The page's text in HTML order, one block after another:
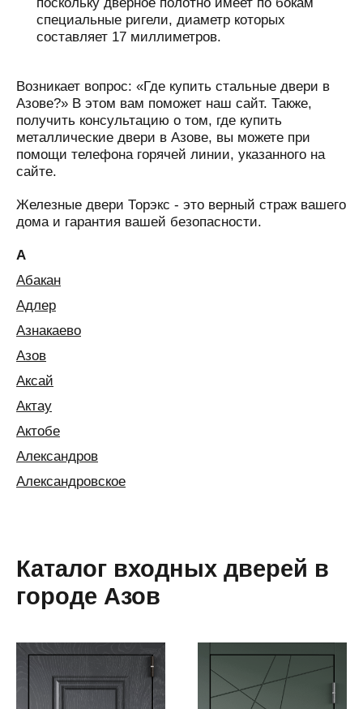
специальные ригели, диаметр которых
составляет 17 миллиметров.
Возникает вопрос: «Где купить стальные двери в
Азове?» В этом вам поможет наш сайт. Также,
получить консультацию о том, где купить
металлические двери в Азове, вы можете при
помощи телефона горячей линии, указанного на
сайте.
Железные двери Торэкс - это верный страж вашего
дома и гарантия вашей безопасности.
А
Абакан
Адлер
Азнакаево
Азов
Аксай
Актау
Актобе
Александров
Александровское
Алушта
Альметьевск
Анапа
Анжеро-
Судженск
Каталог входных дверей в
городе Азов